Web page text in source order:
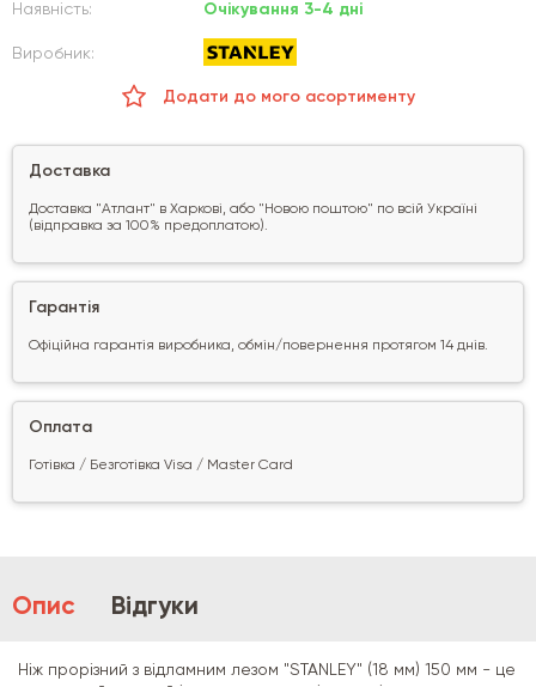
Наявність:
Очікування 3-4 дні
Виробник:
Додати до мого асортименту
Доставка
Доставка "Атлант" в Харкові, або "Новою поштою" по всій Україні
(відправка за 100% предоплатою).
Гарантія
Офіційна гарантія виробника, обмін/повернення протягом 14 днів.
Оплата
Готівка / Безготівка Visa / Master Card
Опис Відгуки
Ніж прорізний з відламним лезом "STANLEY" (18 мм) 150 мм - це